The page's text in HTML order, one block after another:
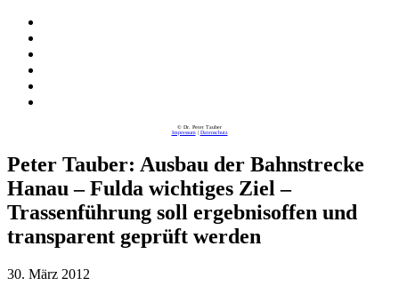
© Dr. Peter Tauber
Impressum| Datenschutz
Peter Tauber: Ausbau der Bahnstrecke
Hanau – Fulda wichtiges Ziel –
Trassenführung soll ergebnisoffen und
transparent geprüft werden
30. März 2012